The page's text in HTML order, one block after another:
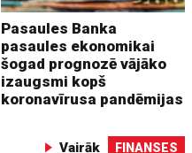
Pasaules Banka
pasaules ekonomikai
šogad prognozē vājāko
izaugsmi kopš
koronavīrusa pandēmijas
Vairāk FINANSES